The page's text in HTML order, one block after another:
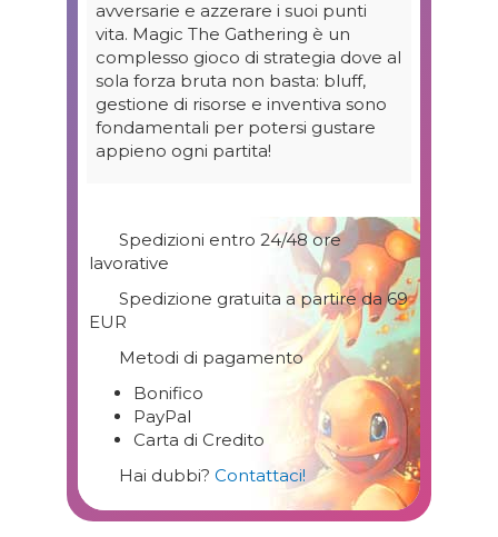
Spedizioni entro 24/48 ore
lavorative
Spedizione gratuita a partire da 69
EUR
Metodi di pagamento
Bonifico
PayPal
Carta di Credito
Hai dubbi? Contattaci!
avversarie e azzerare i suoi punti
vita. Magic The Gathering è un
complesso gioco di strategia dove al
sola forza bruta non basta: bluff,
gestione di risorse e inventiva sono
fondamentali per potersi gustare
appieno ogni partita!